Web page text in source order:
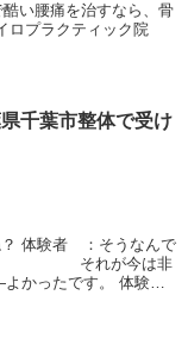
い腰痛を治すなら、骨
ロプラクティック院
千葉市整体で受け
体験者 ：そうなんで
。 それが今は非
かったです。 体験